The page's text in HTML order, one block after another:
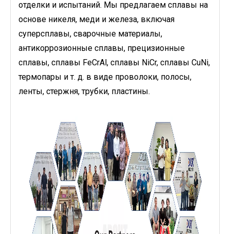
отделки и испытаний. Мы предлагаем сплавы на
основе никеля, меди и железа, включая
суперсплавы, сварочные материалы,
антикоррозионные сплавы, прецизионные
сплавы, сплавы FeCrAl, сплавы NiCr, сплавы CuNi,
термопары и т. д. в виде проволоки, полосы,
ленты, стержня, трубки, пластины.